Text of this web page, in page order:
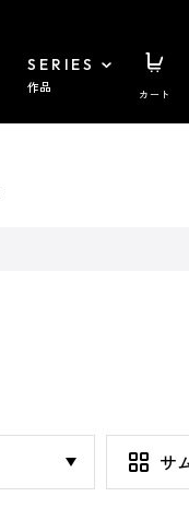
SERIES
作品 カート